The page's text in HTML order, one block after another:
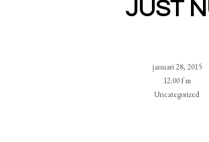
JUST
januari 28, 2015
12:00 f m
Uncategorized